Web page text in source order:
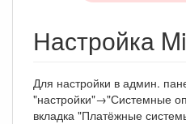
Настройка
Для настройки в админ.
"настройки"→"Системные
вкладка "Платёжные